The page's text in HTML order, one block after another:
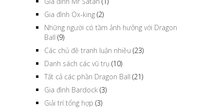
Gia đình Ox-king (2)
Những người có tầm ảnh hưởng với Dragon
Ball (9)
Các chủ đề tranh luận nhiều (23)
Danh sách các vũ trụ (10)
Tất cả các phần Dragon Ball (21)
Gia đình Bardock (3)
Giải trí tổng hợp (3)